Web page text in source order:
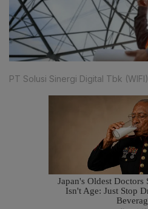
PT Solusi Sinergi Digital Tbk (WIFI)